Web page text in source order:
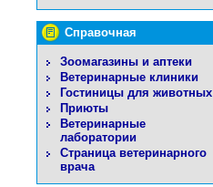
Справочная
Зоомагазины и аптеки
Ветеринарные клиники
Гостиницы для животных
Приюты
Ветеринарные
лаборатории
Страница ветеринарного
врача